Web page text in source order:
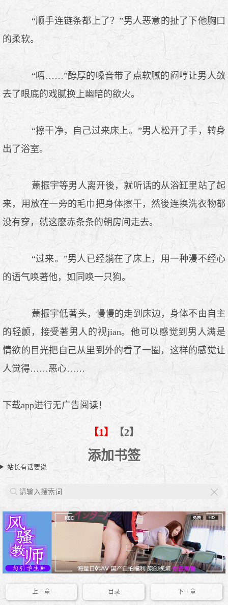
“顺手连链条都上了？”男人恶意的扯了下他胸口
的柔软。
“唔……”醇厚的嗓音带了点软腻的闷哼让男人敛
去了眼底的戏腻换上幽暗的欲火。
“擦干净，自己过来床上。”男人松开了手，转身
出了浴室。
萧振宇等男人离开後，就听话的从浴缸里站了起
来，用放在一旁的毛巾把身体擦干，然後连换洗衣物都
没有穿，就这麽赤条条的朝房间走去。
“过来。”男人已经躺在了床上，用一种漫不经心
的语气唤著他，如同唤一只狗。
萧振宇低著头，慢慢的走到床边，身体不由自主
的轻颤，接受著男人的视jian。他可以感觉到男人满是
情欲的目光把自己从里到外的看了一圈，这样的感觉让
人觉得……恶心……
下载app进行无广告阅读！
【1】 【2】
添加书签
站长有话要说
上一章 目录 下一章